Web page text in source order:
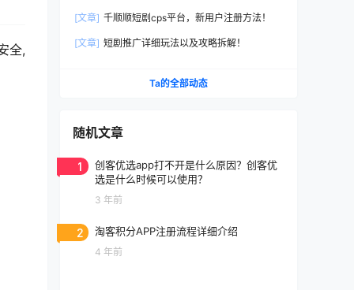
全,
[文章] 千顺顺短剧cps平台，新用户注册方法！
[文章] 短剧推广详细玩法以及攻略拆解！
Ta的全部动态
随机文章
1
创客优选app打不开是什么原因？创客优
选是什么时候可以使用？
3 年前
2 淘客积分APP注册流程详细介绍
4 年前